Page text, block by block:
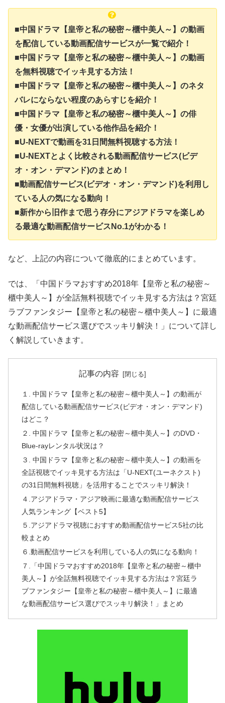
■中国ドラマ【皇帝と私の秘密～櫃中美人～】の動画
を配信している動画配信サービスが一覧で紹介！
■中国ドラマ【皇帝と私の秘密～櫃中美人～】の動画
を無料視聴でイッキ見する方法！
■中国ドラマ【皇帝と私の秘密～櫃中美人～】のネタ
バレにならない程度のあらすじを紹介！
■中国ドラマ【皇帝と私の秘密～櫃中美人～】の俳
優・女優が出演している他作品を紹介！
■U-NEXTで動画を31日間無料視聴する方法！
■U-NEXTとよく比較される動画配信サービス(ビデ
オ・オン・デマンド)のまとめ！
■動画配信サービス(ビデオ・オン・デマンド)を利用し
ている人の気になる動向！
■新作から旧作まで思う存分にアジアドラマを楽しめ
る最適な動画配信サービスNo.1がわかる！
など、上記の内容について徹底的にまとめています。
では、「中国ドラマおすすめ2018年【皇帝と私の秘密～
櫃中美人～】が全話無料視聴でイッキ見する方法は？宮廷
ラブファンタジー【皇帝と私の秘密～櫃中美人～】に最適
な動画配信サービス選びでスッキリ解決！」について詳し
く解説していきます。
記事の内容
１. 中国ドラマ【皇帝と私の秘密～櫃中美人～】の動画が
配信している動画配信サービス(ビデオ・オン・デマンド)
はどこ？
２. 中国ドラマ【皇帝と私の秘密～櫃中美人～】のDVD・
Blue-rayレンタル状況は？
３. 中国ドラマ【皇帝と私の秘密～櫃中美人～】の動画を
全話視聴でイッキ見する方法は「U-NEXT(ユーネクスト)
の31日間無料視聴」を活用することでスッキリ解決！
４.アジアドラマ・アジア映画に最適な動画配信サービス
人気ランキング【ベスト5】
５.アジアドラマ視聴におすすめ動画配信サービス5社の比
較まとめ
６.動画配信サービスを利用している人の気になる動向！
７.「中国ドラマおすすめ2018年【皇帝と私の秘密～櫃中
美人～】が全話無料視聴でイッキ見する方法は？宮廷ラ
ブファンタジー【皇帝と私の秘密～櫃中美人～】に最適
な動画配信サービス選びでスッキリ解決！」まとめ